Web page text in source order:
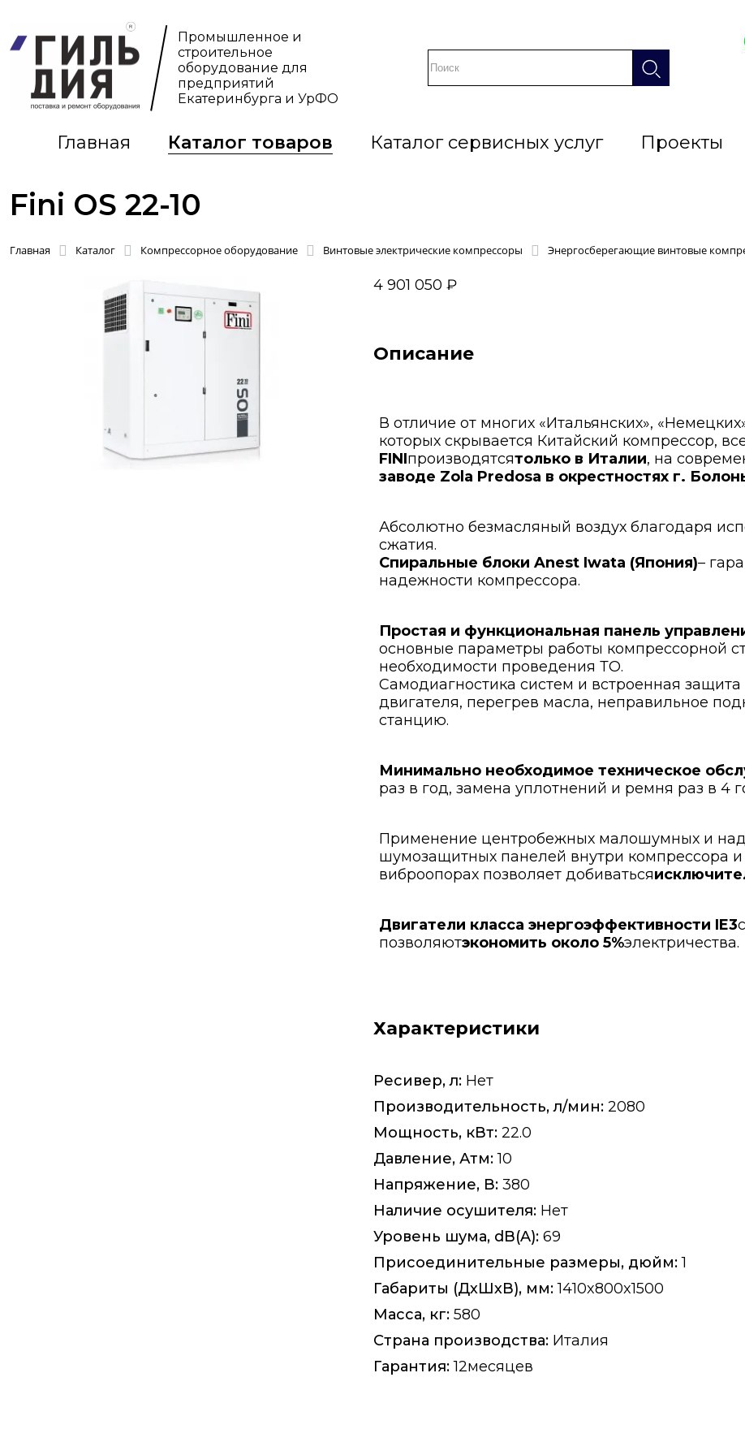
Промышленное и
строительное
оборудование для
предприятий
Екатеринбурга и УрФО
Главная Каталог товаров Каталог сервисных услуг Проекты
Fini OS 22-10
Главная Каталог Компрессорное оборудование Винтовые электрические компрессоры Энергосберегающие винтовые
4 901 050 ₽
Описание
В отличие от многих «Итальянских»,
которых скрывается Китайский компрессор,
FINIпроизводятсятолько в Италии, на
заводе Zola Predosa в окрестностях г.
Абсолютно безмасляный воздух благодаря
сжатия.
Спиральные блоки Anest Iwata (Япония)–
надежности компрессора.
Простая и функциональная панель
основные параметры работы компрессорной
необходимости проведения ТО.
Самодиагностика систем и встроенная
двигателя, перегрев масла, неправильное
станцию.
Минимально необходимое техническое
раз в год, замена уплотнений и ремня раз в 4
Применение центробежных малошумных и
шумозащитных панелей внутри компрессора и
виброопорах позволяет добиваться
Двигатели класса энергоэффективности IE3
позволяютэкономить около 5%электричества.
Характеристики
Ресивер, л: Нет
Производительность, л/мин: 2080
Мощность, кВт: 22.0
Давление, Атм:10
Напряжение, В: 380
Наличие осушителя: Нет
Уровень шума, dB(A): 69
Присоединительные размеры, дюйм:1
Габариты (ДхШхВ), мм:1410x800x1500
Масса, кг: 580
Страна производства: Италия
Гарантия:12месяцев